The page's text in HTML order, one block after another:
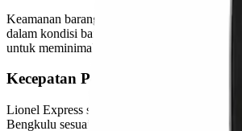
Keamanan barang selama proses
dalam kondisi baik. Kami juga menyediakan
untuk meminimalkan risiko yang mungkin
Kecepatan Pengiriman yang
Lionel Express selalu berusaha memberikan
Bengkulu sesuai jadwal. Kami juga